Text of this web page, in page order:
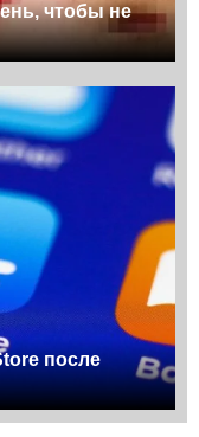
чтобы не
после